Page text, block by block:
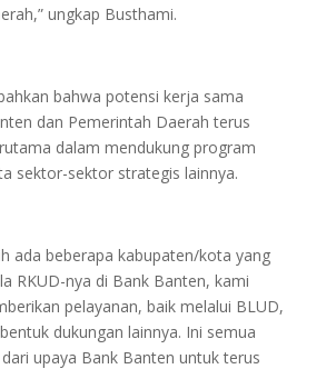
ungkap Busthami.
bahwa potensi kerja sama
dan Pemerintah Daerah terus
dalam mendukung program
sektor-sektor strategis lainnya.
ada beberapa kabupaten/kota yang
RKUD-nya di Bank Banten, kami
pelayanan, baik melalui BLUD,
dukungan lainnya. Ini semua
upaya Bank Banten untuk terus